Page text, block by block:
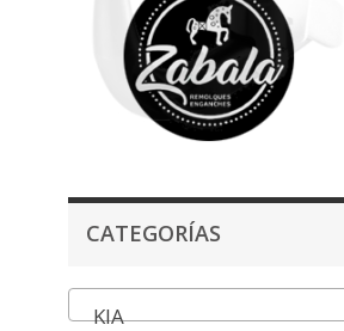
CATEGORÍAS
KIA